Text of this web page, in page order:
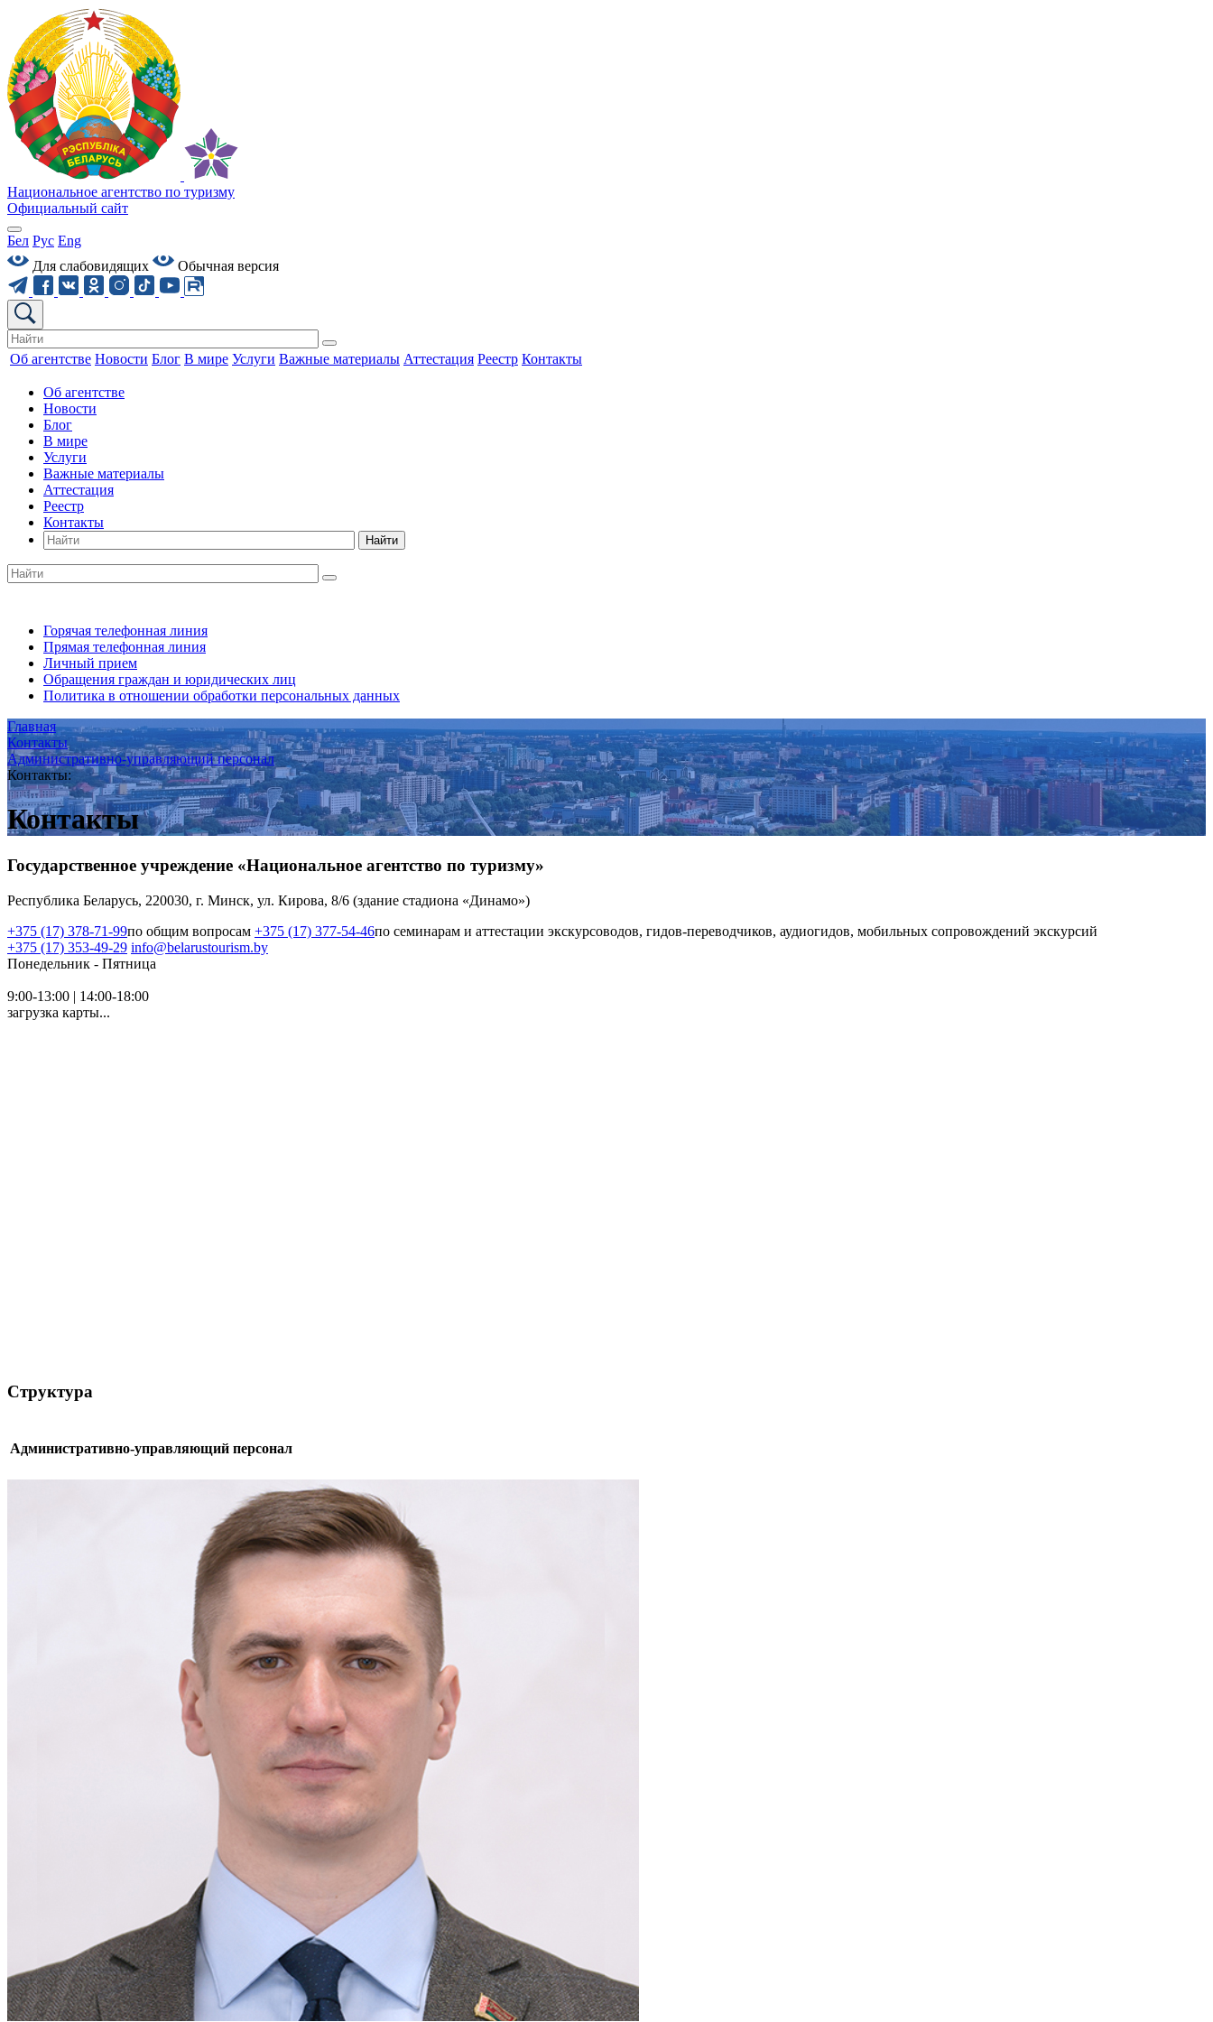
Национальное агентство по туризму
Официальный сайт
Бел Рус Eng
Для слабовидящих
Обычная версия
Об агентстве Новости Блог В мире Услуги Важные материалы Аттестация Реестр Контакты
Об агентстве
Новости
Блог
В мире
Услуги
Важные материалы
Аттестация
Реестр
Контакты
Найти
Горячая телефонная линия
Прямая телефонная линия
Личный прием
Обращения граждан и юридических лиц
Политика в отношении обработки персональных данных
Главная
Контакты
Административно-управляющий персонал
Контакты:
Контакты
Государственное учреждение «Национальное агентство по туризму»
Республика Беларусь, 220030, г. Mинск, ул. Кирова, 8/6 (здание стадиона «Динамо»)
+375 (17) 378-71-99по общим вопросам +375 (17) 377-54-46по семинарам и аттестации экскурсоводов, гидов-переводчиков, аудиогидов, мобильных сопровождений экскурсий
+375 (17) 353-49-29 info@belarustourism.by
Понедельник - Пятница
9:00-13:00 | 14:00-18:00
загрузка карты...
Структура
Административно-управляющий персонал